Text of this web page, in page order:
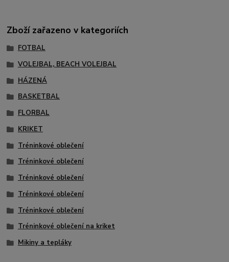
Zboží zařazeno v kategoriích
FOTBAL
VOLEJBAL, BEACH VOLEJBAL
HÁZENÁ
BASKETBAL
FLORBAL
KRIKET
Tréninkové oblečení
Tréninkové oblečení
Tréninkové oblečení
Tréninkové oblečení
Tréninkové oblečení
Tréninkové oblečení na kriket
Mikiny a tepláky